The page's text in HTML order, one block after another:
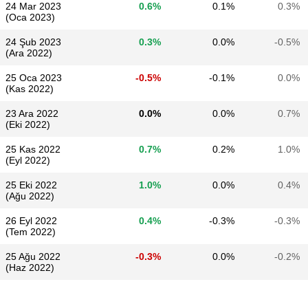
24 Mar 2023
(Oca 2023)
0.6% 0.1% 0.3%
24 Şub 2023
(Ara 2022)
0.3% 0.0% -0.5%
25 Oca 2023
(Kas 2022)
-0.5% -0.1% 0.0%
23 Ara 2022
(Eki 2022)
0.0% 0.0% 0.7%
25 Kas 2022
(Eyl 2022)
0.7% 0.2% 1.0%
25 Eki 2022
(Ağu 2022)
1.0% 0.0% 0.4%
26 Eyl 2022
(Tem 2022)
0.4% -0.3% -0.3%
25 Ağu 2022
(Haz 2022)
-0.3% 0.0% -0.2%